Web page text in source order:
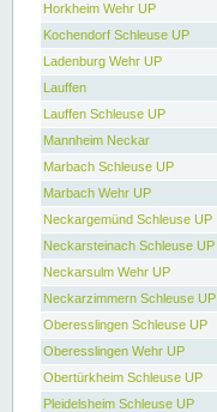
Horkheim Wehr UP
Kochendorf Schleuse UP
Ladenburg Wehr UP
Lauffen
Lauffen Schleuse UP
Mannheim Neckar
Marbach Schleuse UP
Marbach Wehr UP
Neckargemünd Schleuse UP
Neckarsteinach Schleuse UP
Neckarsulm Wehr UP
Neckarzimmern Schleuse UP
Oberesslingen Schleuse UP
Oberesslingen Wehr UP
Obertürkheim Schleuse UP
Pleidelsheim Schleuse UP